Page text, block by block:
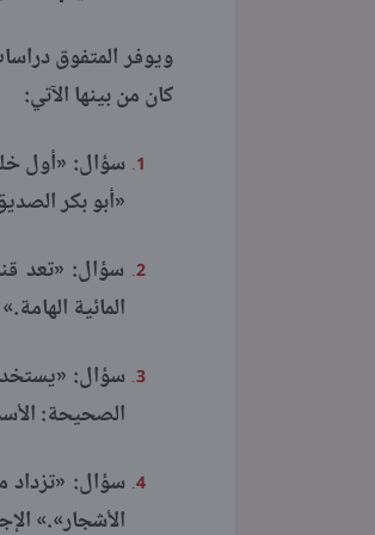
كان من بينها الآتي:
سؤال: «أول
«أبو بكر
سؤال: «تعد
المائية
سؤال: «يستخدم
الصحيحة:
سؤال: «تزداد
الأشجار».»